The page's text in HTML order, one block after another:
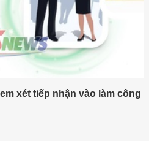
xét tiếp nhận vào làm công